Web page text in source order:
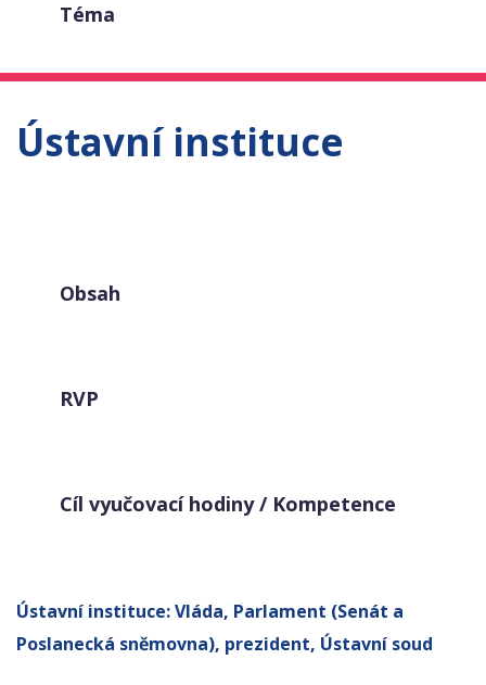
Téma
Ústavní instituce
Obsah
RVP
Cíl vyučovací hodiny / Kompetence
Ústavní instituce: Vláda, Parlament (Senát a
Poslanecká sněmovna), prezident, Ústavní soud